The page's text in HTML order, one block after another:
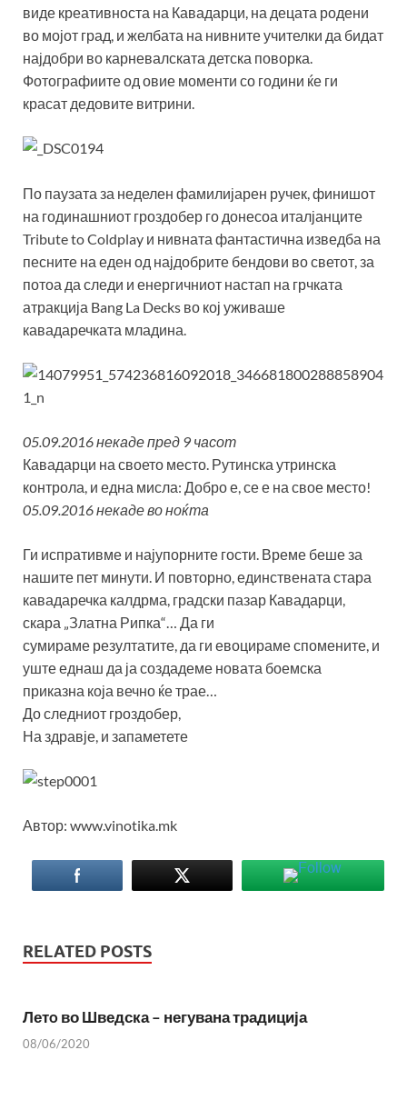
виде креативноста на Кавадарци, на децата родени
во мојот град, и желбата на нивните учителки да бидат
најдобри во карневалската детска поворка.
Фотографиите од овие моменти со години ќе ги
красат дедовите витрини.
По паузата за неделен фамилијарен ручек, финишот
на годинашниот гроздобер го донесоа италјанците
Tribute to Coldplay и нивната фантастична изведба на
песните на еден од најдобрите бендови во светот, за
потоа да следи и енергичниот настап на грчката
атракција Bang La Decks во кој уживаше
кавадаречката младина.
05.09.2016 некаде пред 9 часот
Кавадарци на своето место. Рутинска утринска
контрола, и една мисла: Добро е, се е на свое место!
05.09.2016 некаде во ноќта
Ги испративме и најупорните гости. Време беше за
нашите пет минути. И повторно, единствената стара
кавадаречка калдрма, градски пазар Кавадарци,
скара „Златна Рипка“… Да ги
сумираме резултатите, да ги евоцираме спомените, и
уште еднаш да ја создадеме новата боемска
приказна која вечно ќе трае…
До следниот гроздобер,
На здравје, и запаметете
Автор: www.vinotika.mk
RELATED POSTS
Летo во Шведска – негувана традиција
08/06/2020